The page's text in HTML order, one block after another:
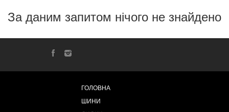
За даним запитом нічого не знайдено
ГОЛОВНА
ШИНИ